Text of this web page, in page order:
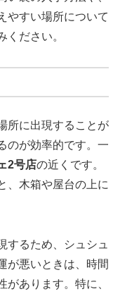
やすい場所について
ください。
所に出現することが
のが効率的です。一
2号店の近くです。
、木箱や屋台の上に
するため、シュシュ
が悪いときは、時間
あります。特に、